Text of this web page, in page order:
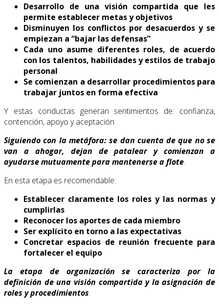
Desarrollo de una visión compartida que les
permite establecer metas y objetivos
Disminuyen los conflictos por desacuerdos y se
empiezan a “bajar las defensas”
Cada uno asume diferentes roles, de acuerdo
con los talentos, habilidades y estilos de trabajo
personal
Se comienzan a desarrollar procedimientos para
trabajar juntos en forma efectiva
Y estas conductas generan sentimientos de: confianza,
contención, apoyo y aceptación
Siguiendo con la metáfora: se dan cuenta de que no se
van a ahogar, dejan de patalear y comienzan a
ayudarse mutuamente para mantenerse a flote.
En esta etapa es recomendable:
Establecer claramente los roles y las normas y
cumplirlas
Reconocer los aportes de cada miembro
Ser explícito en torno a las expectativas
Concretar espacios de reunión frecuente para
fortalecer el equipo
La etapa de organización se caracteriza por la
definición de una visión compartida y la asignación de
roles y procedimientos.